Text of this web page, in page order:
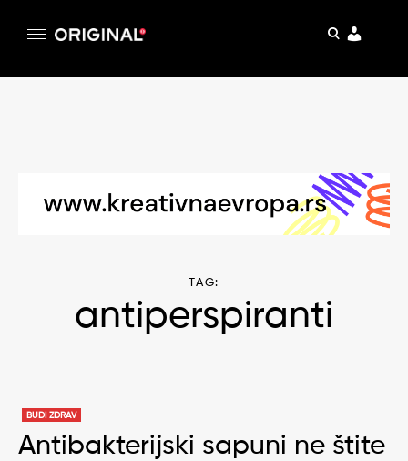
pretraga
TAG:
antiperspiranti
BUDI ZDRAV
Antibakterijski sapuni ne štite